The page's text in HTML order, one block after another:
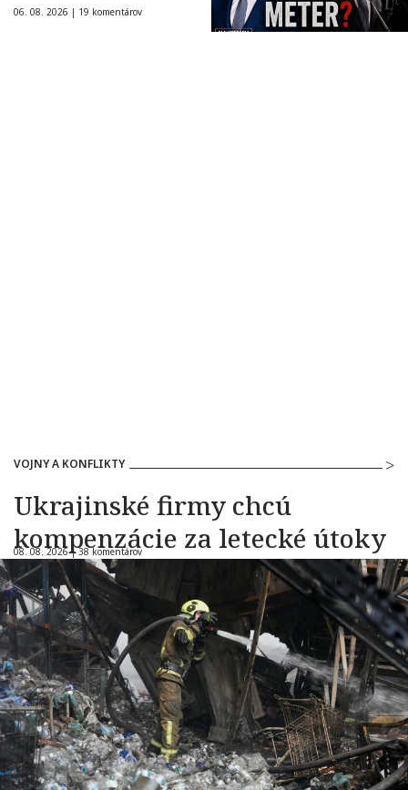
06. 08. 2026 | 19 komentárov
VOJNY A KONFLIKTY
Ukrajinské firmy chcú
kompenzácie za letecké útoky
08. 08. 2026 |38 komentárov